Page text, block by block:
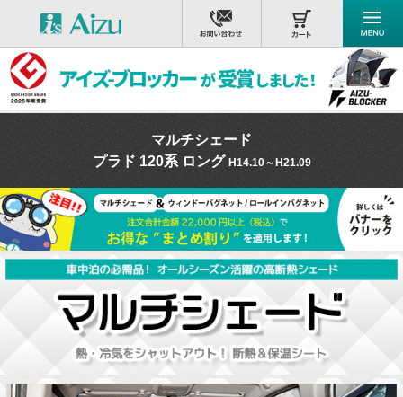
マルチシェード
プラド 120系 ロング H14.10～H21.09